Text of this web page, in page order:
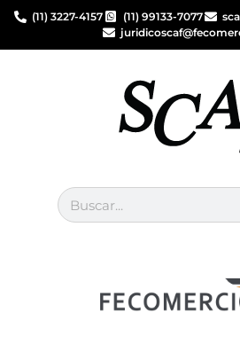
(11) 3227-4157 (11) 99133-7077